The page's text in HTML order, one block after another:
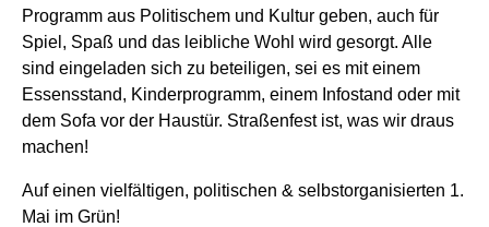
Programm aus Politischem und Kultur geben, auch für
Spiel, Spaß und das leibliche Wohl wird gesorgt. Alle
sind eingeladen sich zu beteiligen, sei es mit einem
Essensstand, Kinderprogramm, einem Infostand oder mit
dem Sofa vor der Haustür. Straßenfest ist, was wir draus
machen!
Auf einen vielfältigen, politischen & selbstorganisierten 1.
Mai im Grün!